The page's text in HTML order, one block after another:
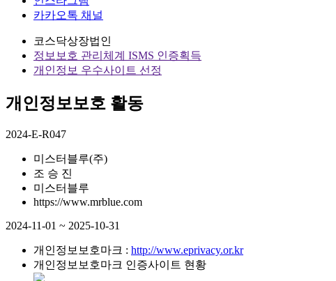
카카오톡 채널
코스닥상장법인
정보보호 관리체계 ISMS 인증획득
개인정보 우수사이트 선정
개인정보보호 활동
2024-E-R047
미스터블루(주)
조 승 진
미스터블루
https://www.mrblue.com
2024-11-01 ~ 2025-10-31
개인정보보호마크 : http://www.eprivacy.or.kr
개인정보보호마크 인증사이트 현황